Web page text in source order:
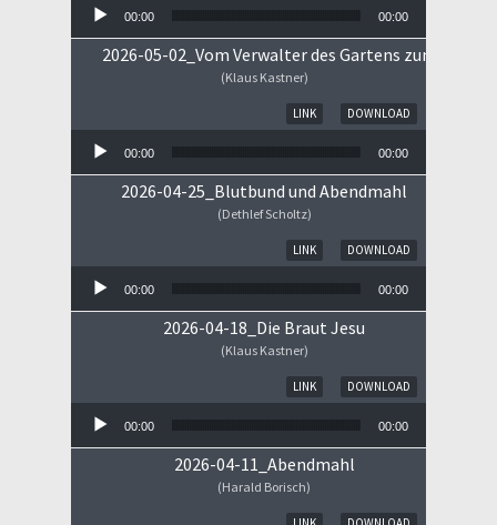
00:00 00:00
2026-05-02_Vom Verwalter des Gartens zum
(Klaus Kastner)
DOWNLOAD
LINK
00:00 00:00
2026-04-25_Blutbund und Abendmahl
(Dethlef Scholtz)
DOWNLOAD
LINK
00:00 00:00
2026-04-18_Die Braut Jesu
(Klaus Kastner)
DOWNLOAD
LINK
00:00 00:00
2026-04-11_Abendmahl
(Harald Borisch)